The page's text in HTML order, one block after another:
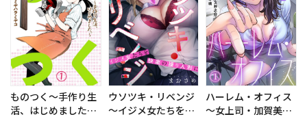
ものつく～手作り生
活、はじめました。
ウソツキ・リベンジ
～イジメ女たちを快
ハーレム・オフィス
～女上司・加賀美さ